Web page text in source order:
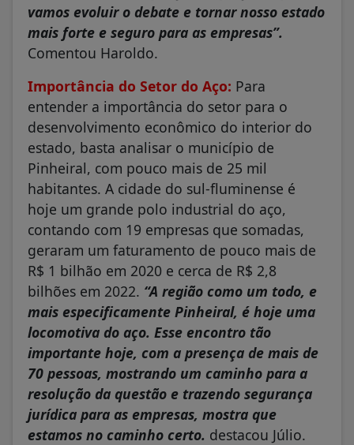
vamos evoluir o debate e tornar nosso estado
mais forte e seguro para as empresas”.
Comentou Haroldo.
Importância do Setor do Aço: Para
entender a importância do setor para o
desenvolvimento econômico do interior do
estado, basta analisar o município de
Pinheiral, com pouco mais de 25 mil
habitantes. A cidade do sul-fluminense é
hoje um grande polo industrial do aço,
contando com 19 empresas que somadas,
geraram um faturamento de pouco mais de
R$ 1 bilhão em 2020 e cerca de R$ 2,8
bilhões em 2022. “A região como um todo, e
mais especificamente Pinheiral, é hoje uma
locomotiva do aço. Esse encontro tão
importante hoje, com a presença de mais de
70 pessoas, mostrando um caminho para a
resolução da questão e trazendo segurança
jurídica para as empresas, mostra que
estamos no caminho certo. destacou Júlio.